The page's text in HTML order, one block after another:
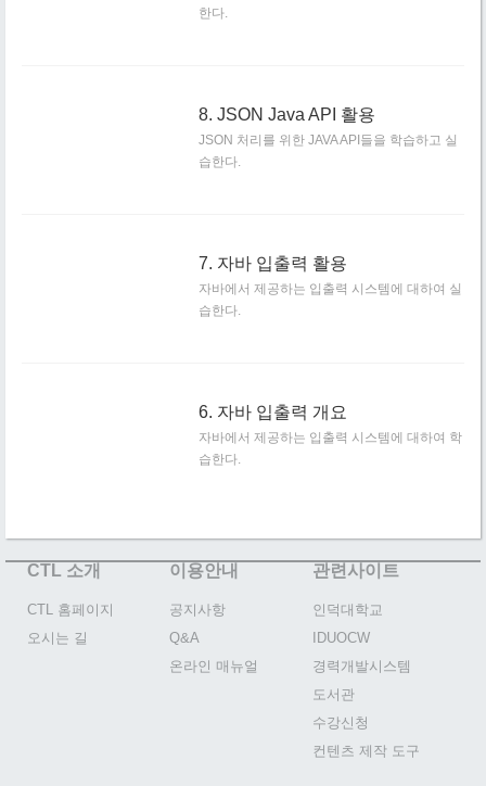
한다.
8. JSON Java API 활용
JSON 처리를 위한 JAVA API들을 학습하고 실
습한다.
7. 자바 입출력 활용
자바에서 제공하는 입출력 시스템에 대하여 실
습한다.
6. 자바 입출력 개요
자바에서 제공하는 입출력 시스템에 대하여 학
습한다.
CTL 소개
CTL 홈페이지
오시는 길
이용안내
공지사항
Q&A
온라인 매뉴얼
관련사이트
인덕대학교
IDUOCW
경력개발시스템
도서관
수강신청
컨텐츠 제작 도구